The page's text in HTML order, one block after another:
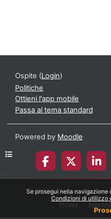
Se prosegui nella
Condizioni di utilizzo
Apri indice del corso
Ospite (Login)
Politiche
Ottieni l'app mobile
Passa al tema standard
Powered by Moodle
© 2026 Università degli